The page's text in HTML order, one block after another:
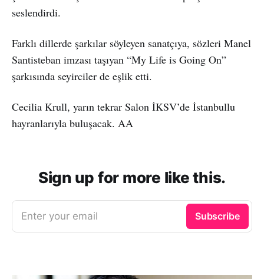
seslendirdi.
Farklı dillerde şarkılar söyleyen sanatçıya, sözleri Manel
Santisteban imzası taşıyan “My Life is Going On”
şarkısında seyirciler de eşlik etti.
Cecilia Krull, yarın tekrar Salon İKSV’de İstanbullu
hayranlarıyla buluşacak. AA
Sign up for more like this.
Enter your email Subscribe